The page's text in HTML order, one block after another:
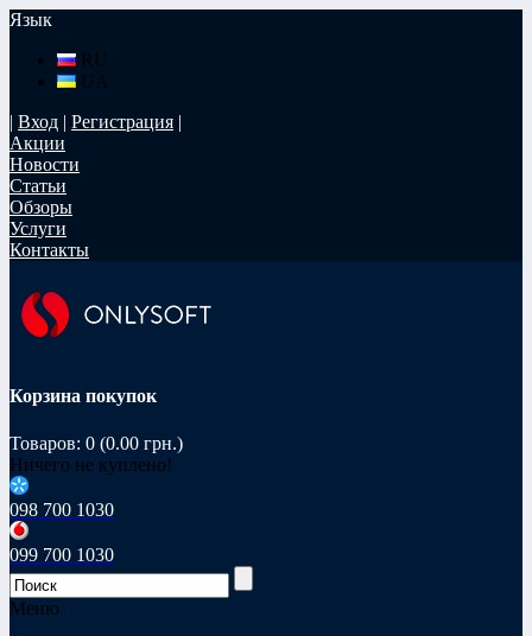
Язык
RU
UA
| Вход | Регистрация |
Акции
Новости
Статьи
Обзоры
Услуги
Контакты
Корзина покупок
Товаров: 0 (0.00 грн.)
Ничего не куплено!
098 700 1030
099 700 1030
Меню